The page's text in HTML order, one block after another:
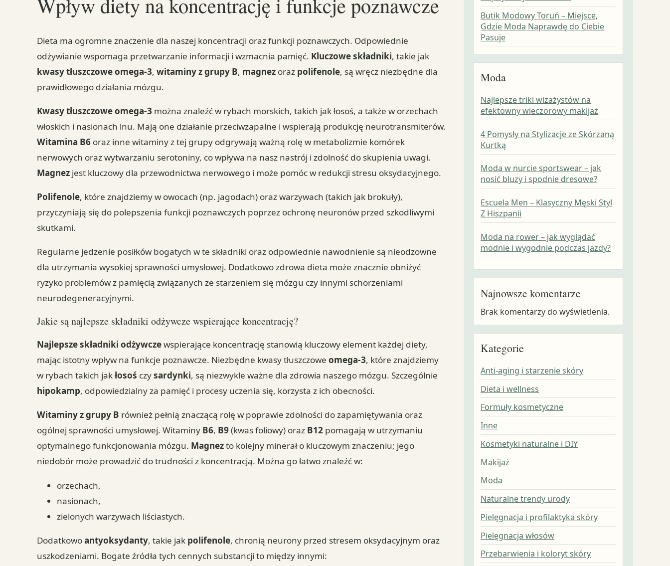
Dieta ma ogromne znaczenie dla naszej koncentracji oraz funkcji poznawczych. Odpowiednie
odżywianie wspomaga przetwarzanie informacji i wzmacnia pamięć. Kluczowe składniki, takie jak
kwasy tłuszczowe omega-3,witaminy z grupy B, magnez oraz polifenole, są wręcz niezbędne dla
prawidłowego działania mózgu.
Kwasy tłuszczowe omega-3 można znaleźć w rybach morskich, takich jak łosoś, a także w orzechach
włoskich i nasionach lnu. Mają one działanie przeciwzapalne i wspierają produkcję neurotransmiterów.
Witamina B6 oraz inne witaminy z tej grupy odgrywają ważną rolę w metabolizmie komórek
nerwowych oraz wytwarzaniu serotoniny, co wpływa na nasz nastrój i zdolność do skupienia uwagi.
Magnez jest kluczowy dla przewodnictwa nerwowego i może pomóc w redukcji stresu oksydacyjnego.
Polifenole, które znajdziemy w owocach (np. jagodach) oraz warzywach (takich jak brokuły),
przyczyniają się do polepszenia funkcji poznawczych poprzez ochronę neuronów przed szkodliwymi
skutkami.
Regularne jedzenie posiłków bogatych w te składniki oraz odpowiednie nawodnienie są nieodzowne
dla utrzymania wysokiej sprawności umysłowej. Dodatkowo zdrowa dieta może znacznie obniżyć
ryzyko problemów z pamięcią związanych ze starzeniem się mózgu czy innymi schorzeniami
neurodegeneracyjnymi.
Jakie są najlepsze składniki odżywcze wspierające koncentrację?
Najlepsze składniki odżywczewspierające koncentrację stanowią kluczowy element każdej diety,
mając istotny wpływ na funkcje poznawcze. Niezbędne kwasy tłuszczoweomega-3, które znajdziemy
w rybach takich jakłosoś czysardynki, są niezwykle ważne dla zdrowia naszego mózgu. Szczególnie
hipokamp, odpowiedzialny za pamięć i procesy uczenia się, korzysta z ich obecności.
Witaminy z grupy B również pełnią znaczącą rolę w poprawie zdolności do zapamiętywania oraz
ogólnej sprawności umysłowej. Witaminy B6, B9(kwas foliowy) oraz B12 pomagają w utrzymaniu
optymalnego funkcjonowania mózgu. Magnezto kolejny minerał o kluczowym znaczeniu; jego
niedobór może prowadzić do trudności z koncentracją. Można go łatwo znaleźć w:
orzechach,
nasionach,
zielonych warzywach liściastych.
Dodatkowoantyoksydanty, takie jak polifenole, chronią neurony przed stresem oksydacyjnym oraz
uszkodzeniami. Bogate źródła tych cennych substancji to między innymi:
Butik Modowy Toruń – Miejsce,
Gdzie Moda Naprawdę do Ciebie
Pasuje
Moda
Najlepsze triki wizażystów na
efektowny wieczorowy makijaż
4 Pomysły na Stylizacje ze Skórzaną
Kurtką
Moda w nurcie sportswear – jak
nosić bluzy i spodnie dresowe?
Escuela Men – Klasyczny Męski Styl
Z Hiszpanii
Moda na rower – jak wyglądać
modnie i wygodnie podczas jazdy?
Najnowsze komentarze
Brak komentarzy do wyświetlenia.
Kategorie
Anti-aging i starzenie skóry
Dieta i wellness
Formuły kosmetyczne
Inne
Kosmetyki naturalne i DIY
Makijaż
Moda
Naturalne trendy urody
Pielęgnacja i profilaktyka skóry
Pielęgnacja włosów
Przebarwienia i koloryt skóry